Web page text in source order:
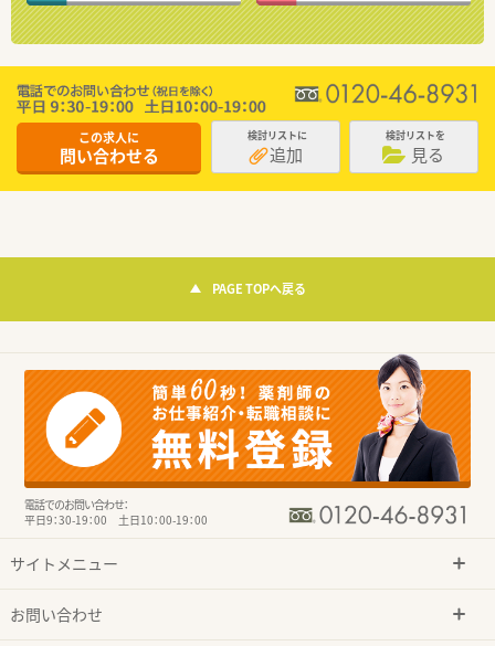
この求人に
問い合わせる
検討リストに
追加
検討リストを
見る
PAGE TOPへ戻る
電話でのお問い合わせ：
平日9：30-19：00 土日10：00-19：00
サイトメニュー
お問い合わせ